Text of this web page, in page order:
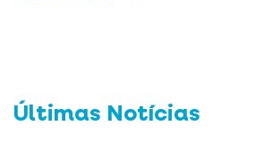
Últimas Notícias